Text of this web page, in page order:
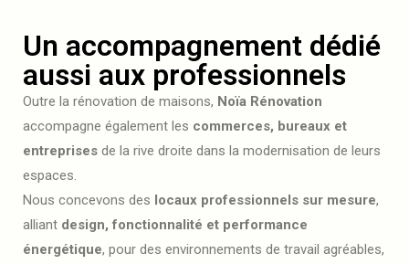
Un accompagnement dédié
aussi aux professionnels
Outre la rénovation de maisons, Noïa Rénovation
accompagne également les commerces, bureaux et
entreprises de la rive droite dans la modernisation de leurs
espaces.
Nous concevons des locaux professionnels sur mesure,
alliant design, fonctionnalité et performance
énergétique, pour des environnements de travail agréables,